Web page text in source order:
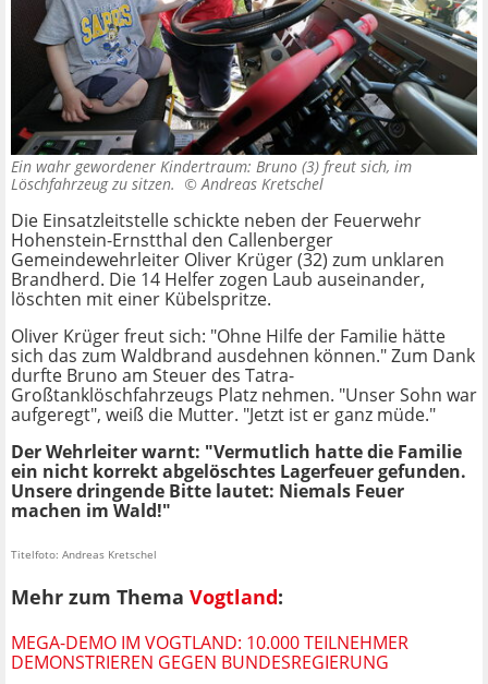
Ein wahr gewordener Kindertraum: Bruno (3) freut sich, im
Löschfahrzeug zu sitzen. © Andreas Kretschel
Die Einsatzleitstelle schickte neben der Feuerwehr
Hohenstein-Ernstthal den Callenberger
Gemeindewehrleiter Oliver Krüger (32) zum unklaren
Brandherd. Die 14 Helfer zogen Laub auseinander,
löschten mit einer Kübelspritze.
Oliver Krüger freut sich: "Ohne Hilfe der Familie hätte
sich das zum Waldbrand ausdehnen können." Zum Dank
durfte Bruno am Steuer des Tatra-
Großtanklöschfahrzeugs Platz nehmen. "Unser Sohn war
aufgeregt", weiß die Mutter. "Jetzt ist er ganz müde."
Der Wehrleiter warnt: "Vermutlich hatte die Familie
ein nicht korrekt abgelöschtes Lagerfeuer gefunden.
Unsere dringende Bitte lautet: Niemals Feuer
machen im Wald!"
Titelfoto: Andreas Kretschel
Mehr zum Thema Vogtland:
MEGA-DEMO IM VOGTLAND: 10.000 TEILNEHMER
DEMONSTRIEREN GEGEN BUNDESREGIERUNG